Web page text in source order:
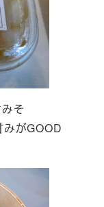
そ
みがGOOD